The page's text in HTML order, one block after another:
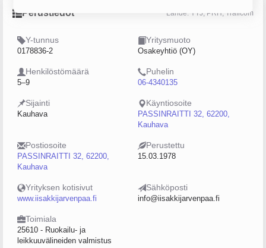
Perustiedot Lähde: YTJ, PRH, Traficom
Y-tunnus
0178836-2
Yritysmuoto
Osakeyhtiö (OY)
Henkilöstömäärä
5–9
Puhelin
06-4340135
Sijainti
Kauhava
Käyntiosoite
PASSINRAITTI 32, 62200,
Kauhava
Postiosoite
PASSINRAITTI 32, 62200,
Kauhava
Perustettu
15.03.1978
Yrityksen kotisivut
www.iisakkijarvenpaa.fi
Sähköposti
info@iisakkijarvenpaa.fi
Toimiala
25610 - Ruokailu- ja
leikkuuvälineiden valmistus